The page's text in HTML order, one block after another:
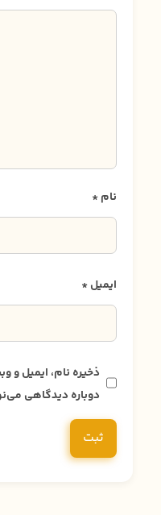
نام*
ایمیل*
ذخیره نام، ایمیل و
دوباره دیدگاهی